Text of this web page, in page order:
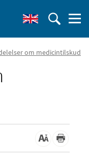
om medicintilskud